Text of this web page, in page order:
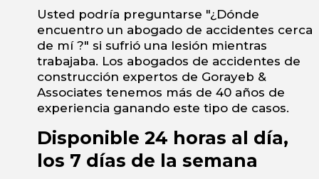
Usted podría preguntarse "¿Dónde
encuentro un abogado de accidentes cerca
de mí ?" si sufrió una lesión mientras
trabajaba. Los abogados de accidentes de
construcción expertos de Gorayeb &
Associates tenemos más de 40 años de
experiencia ganando este tipo de casos.
Disponible 24 horas al día,
los 7 días de la semana